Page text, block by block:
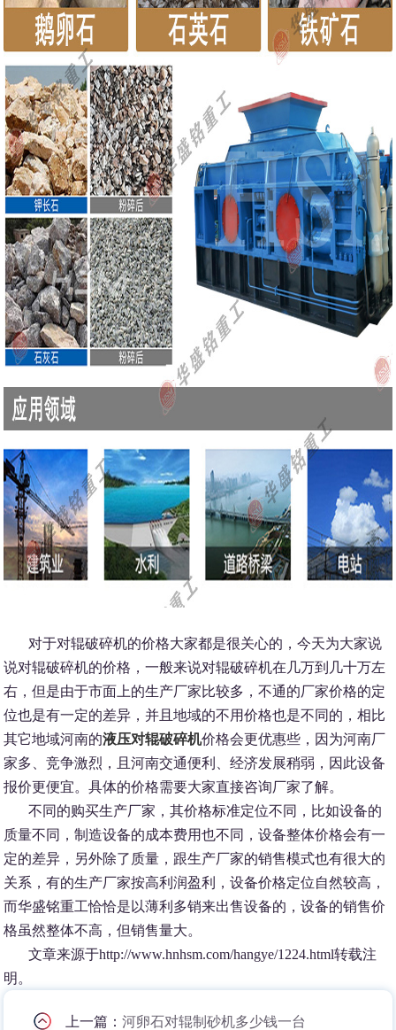
对于对辊破碎机的价格大家都是很关心的，今天为大家说
说对辊破碎机的价格，一般来说对辊破碎机在几万到几十万左
右，但是由于市面上的生产厂家比较多，不通的厂家价格的定
位也是有一定的差异，并且地域的不用价格也是不同的，相比
其它地域河南的液压对辊破碎机价格会更优惠些，因为河南厂
家多、竞争激烈，且河南交通便利、经济发展稍弱，因此设备
报价更便宜。具体的价格需要大家直接咨询厂家了解。
不同的购买生产厂家，其价格标准定位不同，比如设备的
质量不同，制造设备的成本费用也不同，设备整体价格会有一
定的差异，另外除了质量，跟生产厂家的销售模式也有很大的
关系，有的生产厂家按高利润盈利，设备价格定位自然较高，
而华盛铭重工恰恰是以薄利多销来出售设备的，设备的销售价
格虽然整体不高，但销售量大。
文章来源于http://www.hnhsm.com/hangye/1224.html转载注
明。
上一篇：河卵石对辊制砂机多少钱一台